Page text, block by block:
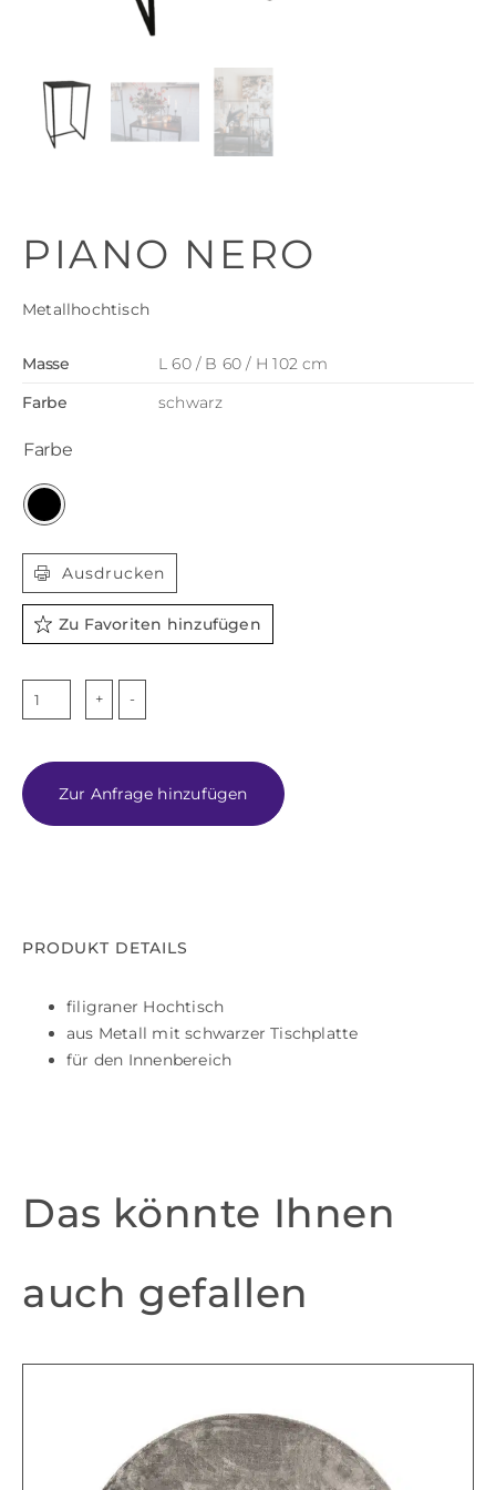
PIANO NERO
Metallhochtisch
Masse
L 60 / B 60 / H 102 cm
Farbe
schwarz
Farbe
Ausdrucken
Zu Favoriten hinzufügen
PIANO
Menge
Zur Anfrage hinzufügen
PRODUKT DETAILS
filigraner Hochtisch
aus Metall mit schwarzer Tischplatte
für den Innenbereich
Das könnte Ihnen
auch gefallen